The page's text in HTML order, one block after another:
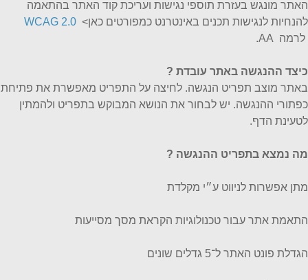
האתר מונגש בעזרת תוספי נגישות ועריכת קוד האתר בהתאמה
להנחיות לנגישות תכנים באינטרנט כמפורטים כאן> WCAG 2.0
לרמה AA.
כיצד ההנגשה באתר עובדת ?
באתר מוצב תפריט הנגשה. לחיצה על התפריט מאפשרת את פתיחת
כפתורי ההנגשה. יש לבחור את הנושא המבוקש בתפריט ולהמתין
לטעינת הדף.
מה נמצא בתפריט ההנגשה ?
מתן אפשרות לניווט ע״י מקלדת
התאמת אתר עבור טכנולוגיות הקראת מסך מסייעות
הגדלת פונט האתר ל־5 גדלים שונים